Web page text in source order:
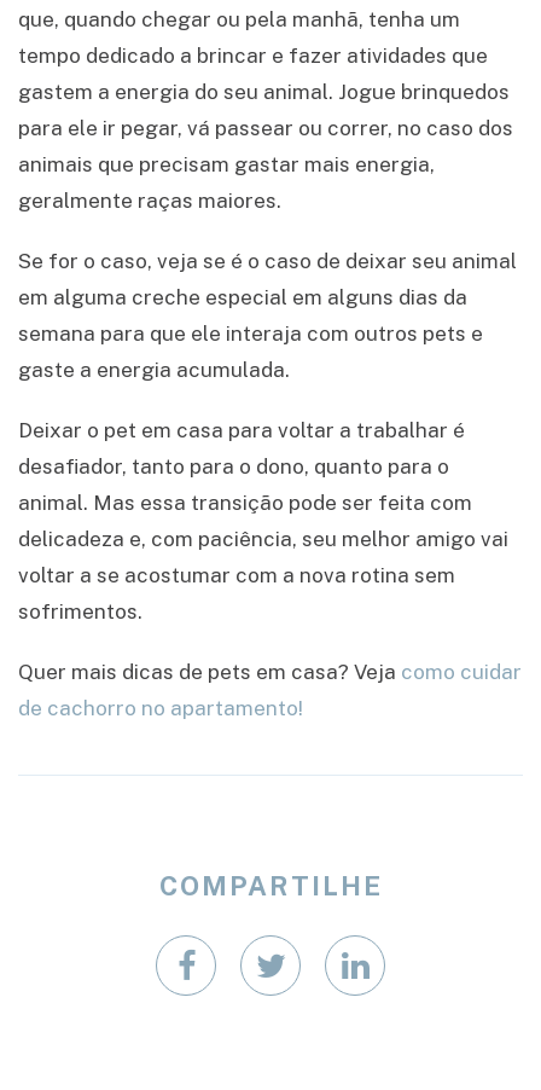
que, quando chegar ou pela manhã, tenha um
tempo dedicado a brincar e fazer atividades que
gastem a energia do seu animal. Jogue brinquedos
para ele ir pegar, vá passear ou correr, no caso dos
animais que precisam gastar mais energia,
geralmente raças maiores.
Se for o caso, veja se é o caso de deixar seu animal
em alguma creche especial em alguns dias da
semana para que ele interaja com outros pets e
gaste a energia acumulada.
Deixar o pet em casa para voltar a trabalhar é
desafiador, tanto para o dono, quanto para o
animal. Mas essa transição pode ser feita com
delicadeza e, com paciência, seu melhor amigo vai
voltar a se acostumar com a nova rotina sem
sofrimentos.
Quer mais dicas de pets em casa? Veja como cuidar
de cachorro no apartamento!
COMPARTILHE